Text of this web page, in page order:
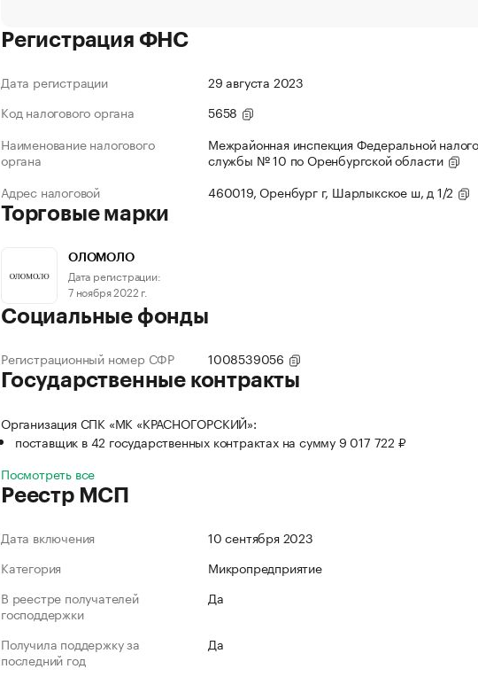
Регистрация ФНС
Дата регистрации
29 августа 2023
Код налогового органа
5658
Наименование налогового
органа
Межрайонная инспекция Федеральной
службы № 10 по Оренбургской области
Адрес налоговой
460019, Оренбург г, Шарлыкское ш, д 1/2
Торговые марки
ОЛОМОЛО
Дата регистрации:
7 ноября 2022 г.
Социальные фонды
Регистрационный номер СФР 1008539056
Государственные контракты
Организация СПК «МК «КРАСНОГОРСКИЙ»:
поставщик в 42 государственных контрактах на сумму 9 017 722 ₽
Посмотреть все
Реестр МСП
Дата включения
10 сентября 2023
Категория
Микропредприятие
В реестре получателей
господдержки
Да
Получила поддержку за
последний год
Да